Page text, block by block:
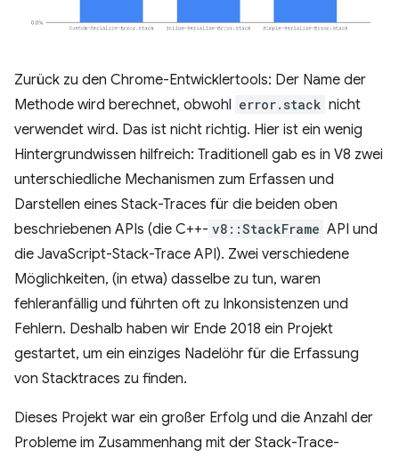
Zurück zu den Chrome-Entwicklertools: Der Name der
Methode wird berechnet, obwohl error.stack nicht
verwendet wird. Das ist nicht richtig. Hier ist ein wenig
Hintergrundwissen hilfreich: Traditionell gab es in V8 zwei
unterschiedliche Mechanismen zum Erfassen und
Darstellen eines Stack-Traces für die beiden oben
beschriebenen APIs (die C++- v8::StackFrame API und
die JavaScript-Stack-Trace API). Zwei verschiedene
Möglichkeiten, (in etwa) dasselbe zu tun, waren
fehleranfällig und führten oft zu Inkonsistenzen und
Fehlern. Deshalb haben wir Ende 2018 ein Projekt
gestartet, um ein einziges Nadelöhr für die Erfassung
von Stacktraces zu finden.
Dieses Projekt war ein großer Erfolg und die Anzahl der
Probleme im Zusammenhang mit der Stack-Trace-